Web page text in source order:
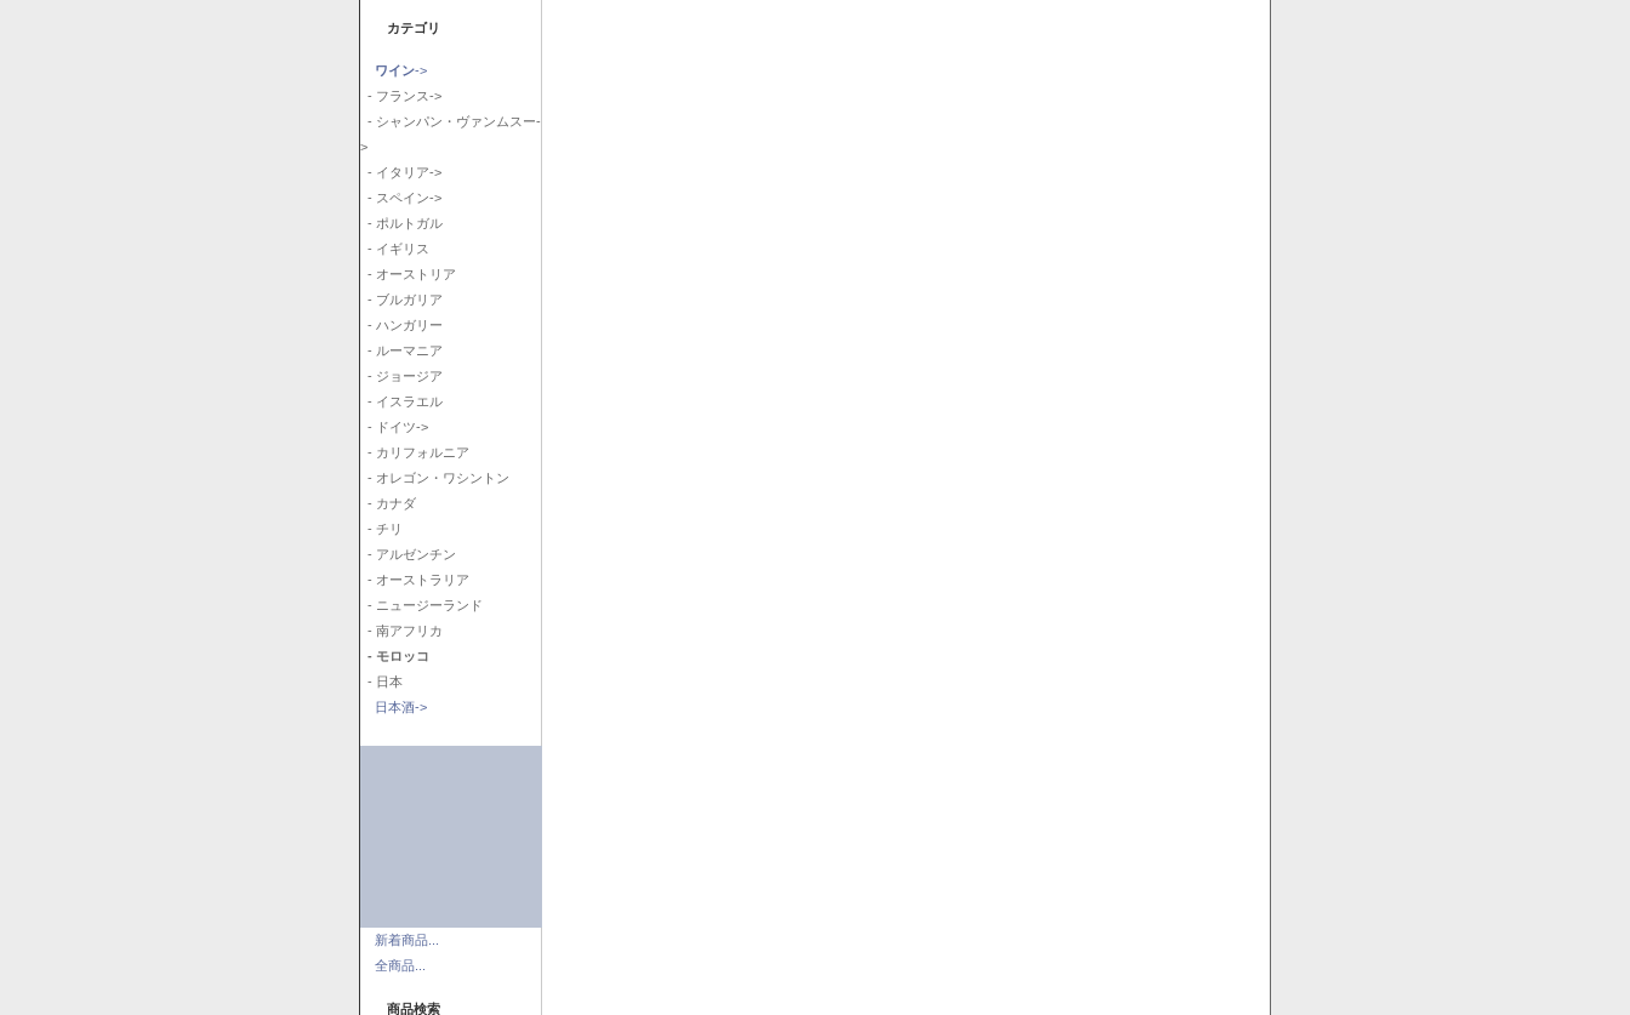
カテゴリ
ワイン->
- フランス->
- シャンパン・ヴァンムスー-
>
- イタリア->
- スペイン->
- ポルトガル
- イギリス
- オーストリア
- ブルガリア
- ハンガリー
- ルーマニア
- ジョージア
- イスラエル
- ドイツ->
- カリフォルニア
- オレゴン・ワシントン
- カナダ
- チリ
- アルゼンチン
- オーストラリア
- ニュージーランド
- 南アフリカ
- モロッコ
- 日本
日本酒->
新着商品...
全商品...
商品検索